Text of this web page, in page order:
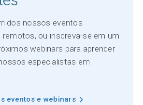
dos nossos eventos
remotos, ou inscreva-se em um
webinars para aprender
especialistas em
eventos e webinars